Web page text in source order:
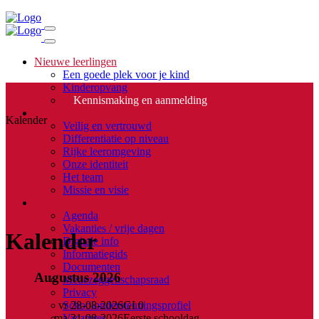
Skip to main content
Nieuwe leerlingen
Een goede plek voor je kind
Kinderopvang
Kennismaking en aanmelding
Veilig en vertrouwd
Differentiatie op niveau
Rijke leeromgeving
Onze identiteit
Het team
Missie en visie
Agenda
Vakanties / vrije dagen
Digitale info
Informatiegids
Documenten
Medezeggenschapsraad
Privacy
Schoolondersteuningsprofiel
Kalender
Kalender
Augustus 2026
vr 28-08-2026GI 0